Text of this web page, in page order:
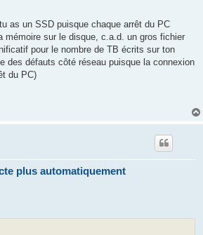
as un SSD puisque chaque arrêt du PC
mémoire sur le disque, c.a.d. un gros fichier
pour le nombre de TB écrits sur ton
des défauts côté réseau puisque la connexion
du PC)
plus automatiquement